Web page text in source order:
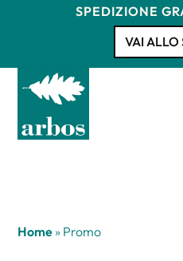
SPEDIZIONE
VAI ALLO
Home » Promo